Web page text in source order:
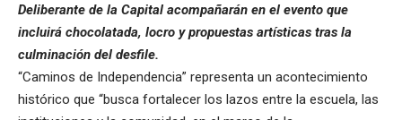
Deliberante de la Capital acompañarán en el evento que
incluirá chocolatada, locro y propuestas artísticas tras la
culminación del desfile.
“Caminos de Independencia” representa un acontecimiento
histórico que “busca fortalecer los lazos entre la escuela, las